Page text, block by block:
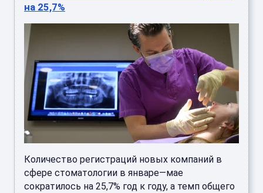
на 25,7%
Количество регистраций новых компаний в
сфере стоматологии в январе—мае
сократилось на 25,7% год к году, а темп общего